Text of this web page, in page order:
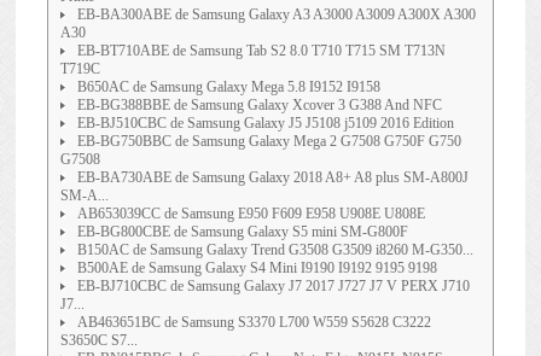
EB-BA300ABE de Samsung Galaxy A3 A3000 A3009 A300X A300
A30
EB-BT710ABE de Samsung Tab S2 8.0 T710 T715 SM T713N
T719C
B650AC de Samsung Galaxy Mega 5.8 I9152 I9158
EB-BG388BBE de Samsung Galaxy Xcover 3 G388 And NFC
EB-BJ510CBC de Samsung Galaxy J5 J5108 j5109 2016 Edition
EB-BG750BBC de Samsung Galaxy Mega 2 G7508 G750F G750
G7508
EB-BA730ABE de Samsung Galaxy 2018 A8+ A8 plus SM-A800J
SM-A...
AB653039CC de Samsung E950 F609 E958 U908E U808E
EB-BG800CBE de Samsung Galaxy S5 mini SM-G800F
B150AC de Samsung Galaxy Trend G3508 G3509 i8260 M-G350...
B500AE de Samsung Galaxy S4 Mini I9190 I9192 9195 9198
EB-BJ710CBC de Samsung Galaxy J7 2017 J727 J7 V PERX J710
J7...
AB463651BC de Samsung S3370 L700 W559 S5628 C3222
S3650C S7...